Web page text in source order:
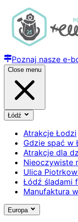
Poznaj nasze e-
Close menu
Łódź
Atrakcje Łodzi
Gdzie spać w
Atrakcje dla
Nieoczywiste
Ulica
Łódź śladami
Manufaktura
Europa